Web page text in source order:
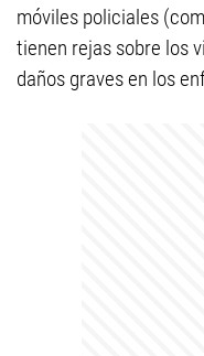
móviles policiales
tienen rejas sobre los
daños graves en los